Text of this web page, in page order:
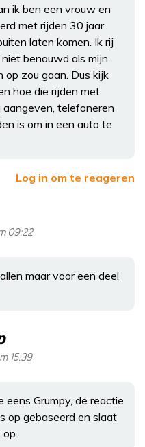
ik ben een vrouw en
met rijden 30 jaar
laten komen. Ik rij
benauwd als mijn
op zou gaan. Dus kijk
hoe die rijden met
telefoneren
is om in een auto te
Log in om te reageren
09:22
maar voor een deel
15:39
eens Grumpy, de reactie
op gebaseerd en slaat